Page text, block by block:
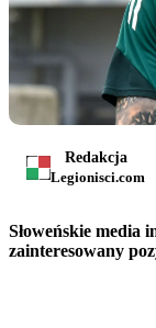
Redakcja
Legionisci.com
Słoweńskie
zainteresowany